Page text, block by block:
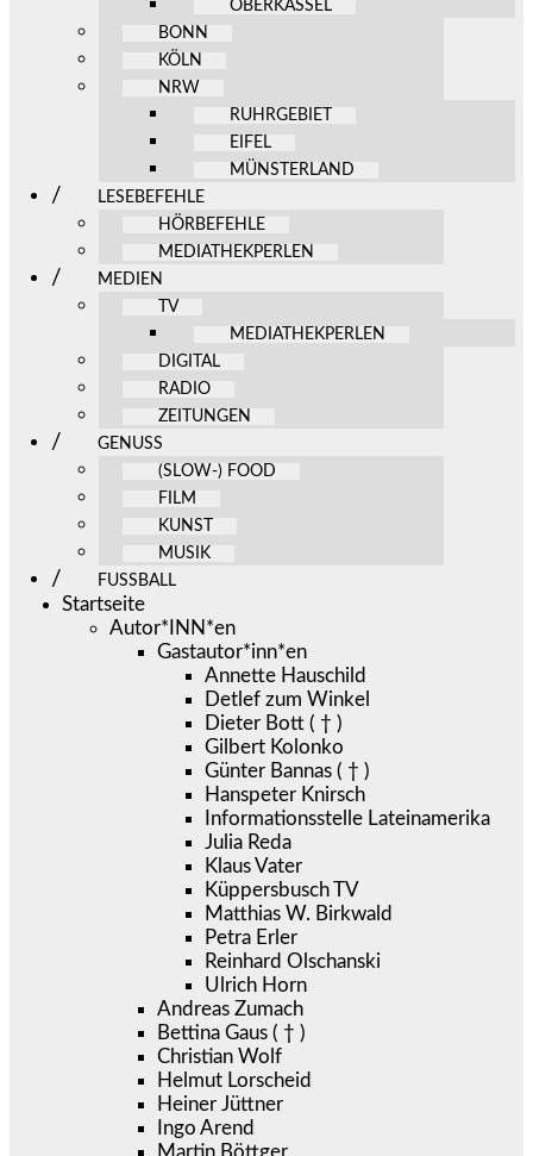
OBERKASSEL
BONN
KÖLN
NRW
RUHRGEBIET
EIFEL
MÜNSTERLAND
LESEBEFEHLE
HÖRBEFEHLE
MEDIATHEKPERLEN
MEDIEN
TV
MEDIATHEKPERLEN
DIGITAL
RADIO
ZEITUNGEN
GENUSS
(SLOW-) FOOD
FILM
KUNST
MUSIK
FUSSBALL
Startseite
Autor*INN*en
Gastautor*inn*en
Annette Hauschild
Detlef zum Winkel
Dieter Bott ( † )
Gilbert Kolonko
Günter Bannas ( † )
Hanspeter Knirsch
Informationsstelle Lateinamerika
Julia Reda
Klaus Vater
Küppersbusch TV
Matthias W. Birkwald
Petra Erler
Reinhard Olschanski
Ulrich Horn
Andreas Zumach
Bettina Gaus ( † )
Christian Wolf
Helmut Lorscheid
Heiner Jüttner
Ingo Arend
Martin Böttger